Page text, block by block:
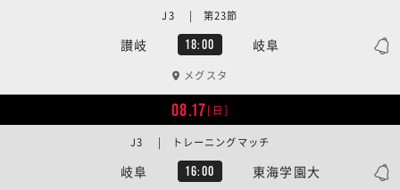
讃岐 18:00 岐阜
J3 | 第23節
メグスタ
08.17[日]
岐阜 16:00 東海学園大
J3 | トレーニングマッチ